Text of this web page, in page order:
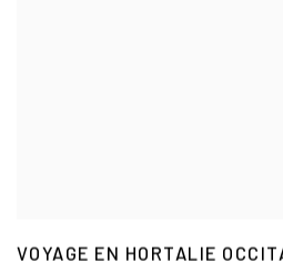
VOYAGE EN HORTALIE